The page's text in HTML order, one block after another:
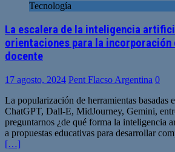
Tecnología
La escalera de la inteligencia
orientaciones para la incorporación
docente
17 agosto, 2024 Pent Flacso Argentina 0
La popularización de herramientas basadas
ChatGPT, Dall-E, MidJourney, Gemini,
preguntarnos ¿de qué forma la inteligencia
a propuestas educativas para desarrollar
[…]